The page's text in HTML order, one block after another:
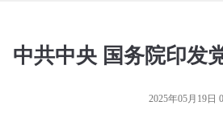
中共中央 国务院印发
2025年05月19日